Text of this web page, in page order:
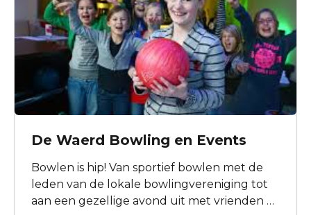
De Waerd Bowling en Events
Bowlen is hip! Van sportief bowlen met de
leden van de lokale bowlingvereniging tot
aan een gezellige avond uit met vrienden of